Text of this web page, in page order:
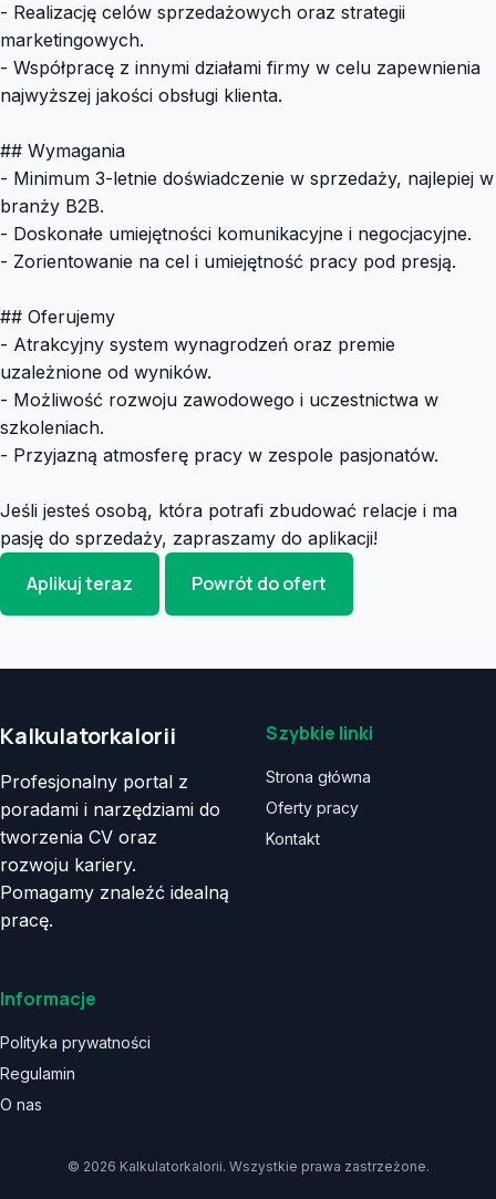
- Realizację celów sprzedażowych oraz strategii
marketingowych.
- Współpracę z innymi działami firmy w celu zapewnienia
najwyższej jakości obsługi klienta.
## Wymagania
- Minimum 3-letnie doświadczenie w sprzedaży, najlepiej w
branży B2B.
- Doskonałe umiejętności komunikacyjne i negocjacyjne.
- Zorientowanie na cel i umiejętność pracy pod presją.
## Oferujemy
- Atrakcyjny system wynagrodzeń oraz premie
uzależnione od wyników.
- Możliwość rozwoju zawodowego i uczestnictwa w
szkoleniach.
- Przyjazną atmosferę pracy w zespole pasjonatów.
Jeśli jesteś osobą, która potrafi zbudować relacje i ma
pasję do sprzedaży, zapraszamy do aplikacji!
Aplikuj teraz Powrót do ofert
Kalkulatorkalorii
Profesjonalny portal z
poradami i narzędziami do
tworzenia CV oraz
rozwoju kariery.
Pomagamy znaleźć idealną
pracę.
Szybkie linki
Strona główna
Oferty pracy
Kontakt
Informacje
Polityka prywatności
Regulamin
O nas
© 2026 Kalkulatorkalorii. Wszystkie prawa zastrzeżone.